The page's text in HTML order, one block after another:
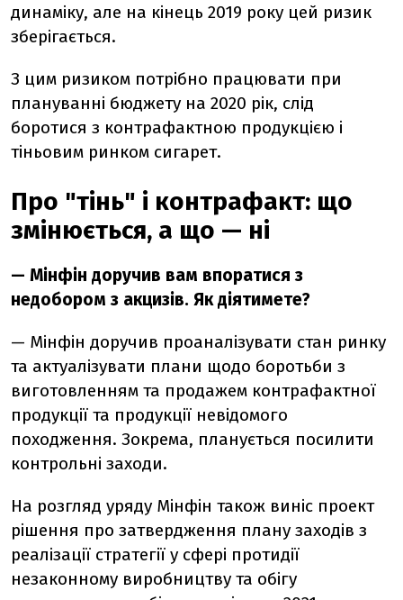
динаміку, але на кінець 2019 року цей ризик
зберігається.
З цим ризиком потрібно працювати при
плануванні бюджету на 2020 рік, слід
боротися з контрафактною продукцією і
тіньовим ринком сигарет.
Про "тінь" і контрафакт: що
змінюється, а що — ні
— Мінфін доручив вам впоратися з
недобором з акцизів. Як діятимете?
— Мінфін доручив проаналізувати стан ринку
та актуалізувати плани щодо боротьби з
виготовленням та продажем контрафактної
продукції та продукції невідомого
походження. Зокрема, планується посилити
контрольні заходи.
На розгляд уряду Мінфін також виніс проект
рішення про затвердження плану заходів з
реалізації стратегії у сфері протидії
незаконному виробництву та обігу